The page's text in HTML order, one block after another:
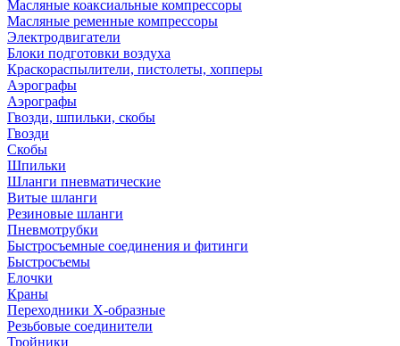
Масляные коаксиальные компрессоры
Масляные ременные компрессоры
Электродвигатели
Блоки подготовки воздуха
Краскораспылители, пистолеты, хопперы
Аэрографы
Аэрографы
Гвозди, шпильки, скобы
Гвозди
Скобы
Шпильки
Шланги пневматические
Витые шланги
Резиновые шланги
Пневмотрубки
Быстросъемные соединения и фитинги
Быстросъемы
Елочки
Краны
Переходники Х-образные
Резьбовые соединители
Тройники